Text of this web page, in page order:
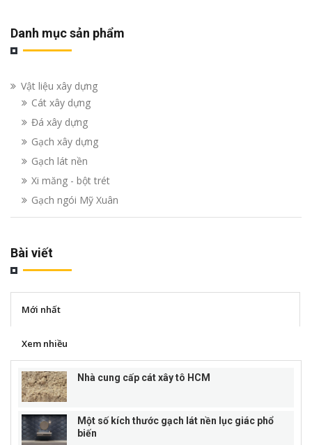
Danh mục sản phẩm
Vật liệu xây dựng
Cát xây dựng
Đá xây dựng
Gạch xây dựng
Gạch lát nền
Xi măng - bột trét
Gạch ngói Mỹ Xuân
Bài viết
Mới nhất
Xem nhiều
Nhà cung cấp cát xây tô HCM
Một số kích thước gạch lát nền lục giác phổ
biến